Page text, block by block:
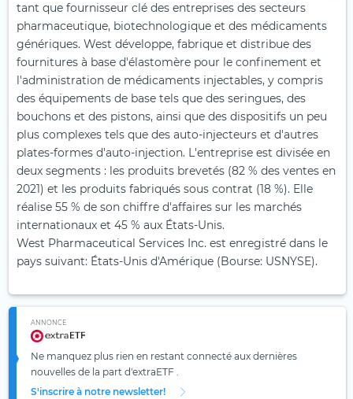
tant que fournisseur clé des entreprises des secteurs
pharmaceutique, biotechnologique et des médicaments
génériques. West développe, fabrique et distribue des
fournitures à base d'élastomère pour le confinement et
l'administration de médicaments injectables, y compris
des équipements de base tels que des seringues, des
bouchons et des pistons, ainsi que des dispositifs un peu
plus complexes tels que des auto-injecteurs et d'autres
plates-formes d'auto-injection. L'entreprise est divisée en
deux segments : les produits brevetés (82 % des ventes en
2021) et les produits fabriqués sous contrat (18 %). Elle
réalise 55 % de son chiffre d'affaires sur les marchés
internationaux et 45 % aux États-Unis.
West Pharmaceutical Services Inc. est enregistré dans le
pays suivant: États-Unis d'Amérique (Bourse: USNYSE).
ANNONCE
Ne manquez plus rien en restant connecté aux dernières
nouvelles de la part d'extraETF .
S'inscrire à notre newsletter!